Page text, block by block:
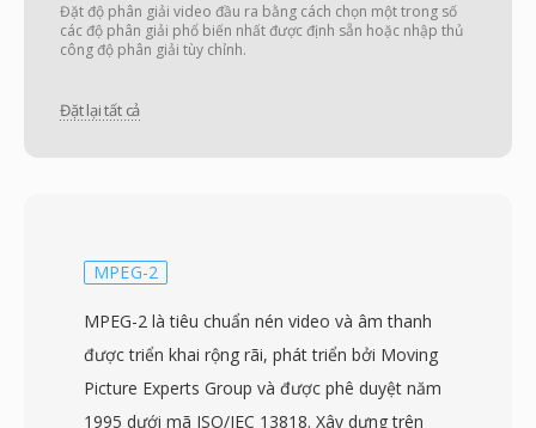
Đặt độ phân giải video đầu ra bằng cách chọn một trong số
các độ phân giải phổ biến nhất được định sẵn hoặc nhập thủ
công độ phân giải tùy chỉnh.
Đặt lại tất cả
MPEG-2
MPEG-2 là tiêu chuẩn nén video và âm thanh
được triển khai rộng rãi, phát triển bởi Moving
Picture Experts Group và được phê duyệt năm
1995 dưới mã ISO/IEC 13818. Xây dựng trên